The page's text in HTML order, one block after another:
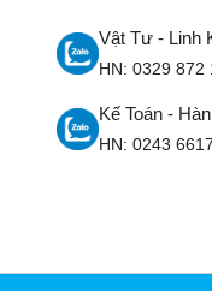
Vật Tư - Linh
HN: 0329 872
Kế Toán -
HN: 0243